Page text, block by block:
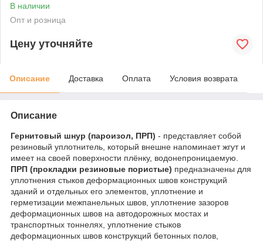
В наличии
Опт и розница
Цену уточняйте
Описание Доставка Оплата Условия возврата
Описание
Гернитовый шнур (пароизол, ПРП) - представляет собой
резиновый уплотнитель, который внешне напоминает жгут и
имеет на своей поверхности плёнку, водонепроницаемую.
ПРП (прокладки резиновые пористые) предназначены для
уплотнения стыков деформационных швов конструкций
зданий и отдельных его элементов, уплотнение и
герметизации межпанельных швов, уплотнение зазоров
деформационных швов на автодорожных мостах и
транспортных тоннелях, уплотнение стыков
деформационных швов конструкций бетонных полов,